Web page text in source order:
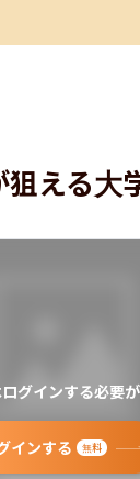
える大
グインする必要が
インする 無料